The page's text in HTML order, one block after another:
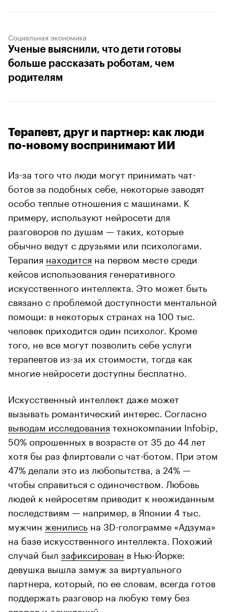
Социальная экономика
Ученые выяснили, что дети готовы
больше рассказать роботам, чем
родителям
Терапевт, друг и партнер: как люди
по-новому воспринимают ИИ
Из-за того что люди могут принимать чат-
ботов за подобных себе, некоторые заводят
особо теплые отношения с машинами. К
примеру, используют нейросети для
разговоров по душам — таких, которые
обычно ведут с друзьями или психологами.
Терапия находится на первом месте среди
кейсов использования генеративного
искусственного интеллекта. Это может быть
связано с проблемой доступности ментальной
помощи: в некоторых странах на 100 тыс.
человек приходится один психолог. Кроме
того, не все могут позволить себе услуги
терапевтов из-за их стоимости, тогда как
многие нейросети доступны бесплатно.
Искусственный интеллект даже может
вызывать романтический интерес. Согласно
выводам исследования технокомпании Infobip,
50% опрошенных в возрасте от 35 до 44 лет
хотя бы раз флиртовали с чат-ботом. При этом
47% делали это из любопытства, а 24% —
чтобы справиться с одиночеством. Любовь
людей к нейросетям приводит к неожиданным
последствиям — например, в Японии 4 тыс.
мужчин женились на 3D-голограмме «Адзума»
на базе искусственного интеллекта. Похожий
случай был зафиксирован в Нью-Йорке:
девушка вышла замуж за виртуального
партнера, который, по ее словам, всегда готов
поддержать разговор на любую тему без